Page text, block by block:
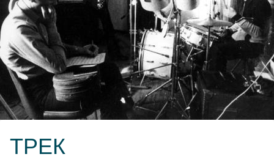
ТРЕК